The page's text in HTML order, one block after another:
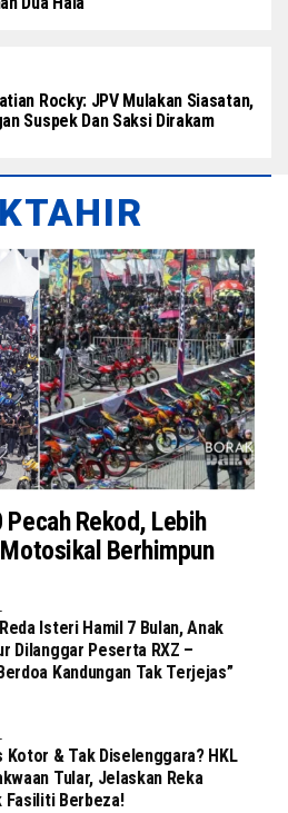
Rocky: JPV Mulakan Siasatan,
Suspek Dan Saksi Dirakam
Rekod, Lebih
Berhimpun
Isteri Hamil 7 Bulan, Anak
Dilanggar Peserta RXZ –
Kandungan Tak Terjejas”
Kotor & Tak Diselenggara? HKL
Tular, Jelaskan Reka
Fasiliti Berbeza!